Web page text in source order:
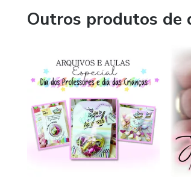
Outros produtos de